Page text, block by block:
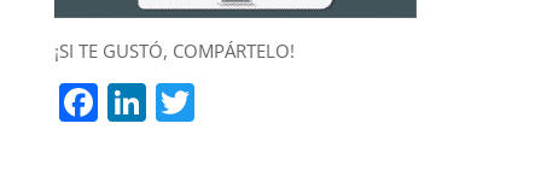
¡SI TE GUSTÓ, COMPÁRTELO!
F Li T